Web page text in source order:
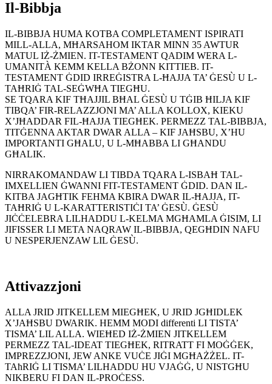
Il-Bibbja
IL-BIBBJA HUMA KOTBA COMPLETAMENT ISPIRATI
MILL-ALLA, MĦARSAHOM IKTAR MINN 35 AWTUR
MATUL IŻ-ŻMIEN. IT-TESTAMENT QADIM WERA L-
UMANITÀ KEMM KELLA BŻONN KITTIEB. IT-
TESTAMENT ĠDID IRREĠISTRA L-ĦAJJA TA’ ĠESÙ U L-
TAĦRIĠ TAL-SEĠWĦA TIEGĦU.
SE TQARA KIF TĦAJJIL BĦAL ĠESÙ U TĠIB ĦILJA KIF
TIBQA’ FIR-RELAZZJONI MA’ ALLA KOLLOX, KIEKU
X’JĦADDAR FIL-ĦAJJA TIEGĦEK. PERMEZZ TAL-BIBBJA,
TITĠENNA AKTAR DWAR ALLA – KIF JAĦSBU, X’HU
IMPORTANTI GĦALU, U L-MĦABBA LI GĦANDU
GĦALIK.
NIRRAKOMANDAW LI TIBDA TQARA L-ISBAĦ TAL-
IMXELLIEN ĠWANNI FIT-TESTAMENT ĠDID. DAN IL-
KITBA JAGĦTIK FEHMA KBIRA DWAR IL-ĦAJJA, IT-
TAĦRIĠ U L-KARATTERISTIĊI TA’ ĠESÙ. ĠESÙ
JIĊĊELEBRA LILHADDU L-KELMA MGĦAMLA ĠISIM, LI
JIFISSER LI META NAQRAW IL-BIBBJA, QEGĦDIN NAFU
U NESPERJENZAW LIL ĠESÙ.
Attivazzjoni
ALLA JRID JITKELLEM MIEGĦEK, U JRID JGĦIDLEK
X’JAĦSBU DWARIK. HEMM MODI differenti LI TISTA’
TISMA’ LIL ALLA. WIEĦED IŻ-ŻMIEN JITKELLEM
PERMEZZ TAL-IDEAT TIEGĦEK, RITRATT FI MOĠĠEK,
IMPREZZJONI, JEW ANKE VUĊE JIĠI MGĦAŻŻEL. IT-
TAħRIĠ LI TISMA’ LILHADDU HU VJAĠĠ, U NISTGĦU
NIKBERU FI DAN IL-PROĊESS.